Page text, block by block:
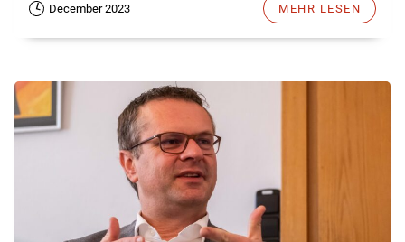
December 2023 MEHR LESEN